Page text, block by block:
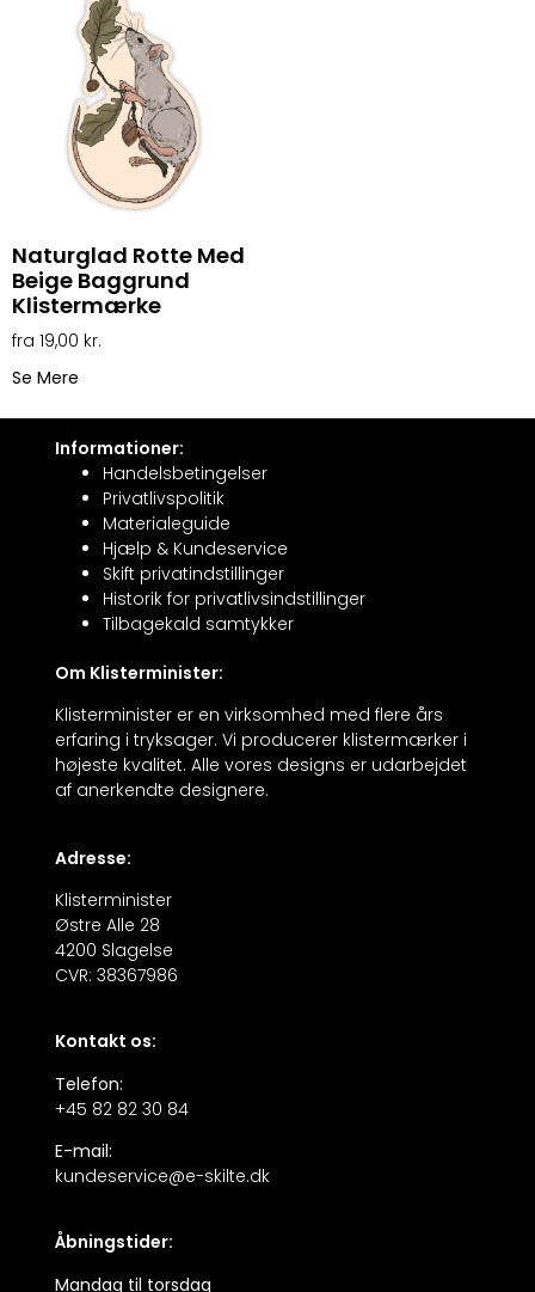
Naturglad Rotte Med
Beige Baggrund
Klistermærke
19,00 kr.
Se Mere
Informationer:
Handelsbetingelser
Privatlivspolitik
Materialeguide
Hjælp & Kundeservice
Skift privatindstillinger
Historik for privatlivsindstillinger
Tilbagekald samtykker
Om Klisterminister:
Klisterminister er en virksomhed med flere års
erfaring i tryksager. Vi producerer klistermærker i
højeste kvalitet. Alle vores designs er udarbejdet
af anerkendte designere.
Adresse:
Klisterminister
Østre Alle 28
4200 Slagelse
CVR: 38367986
Kontakt os:
Telefon:
+45 82 82 30 84
E-mail:
kundeservice@e-skilte.dk
Åbningstider:
Mandag til torsdag